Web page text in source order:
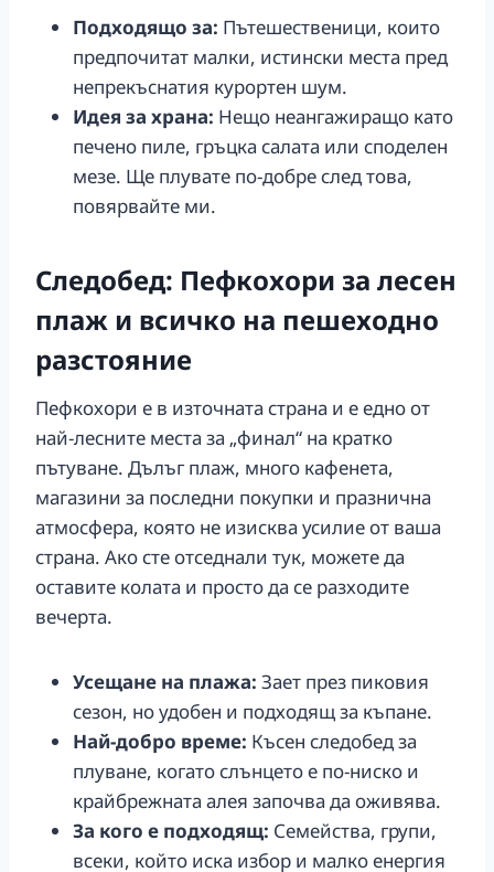
Подходящо за: Пътешественици, които
предпочитат малки, истински места пред
непрекъснатия курортен шум.
Идея за храна: Нещо неангажиращо като
печено пиле, гръцка салата или споделен
мезе. Ще плувате по-добре след това,
повярвайте ми.
Следобед: Пефкохори за лесен
плаж и всичко на пешеходно
разстояние
Пефкохори е в източната страна и е едно от
най-лесните места за „финал“ на кратко
пътуване. Дълъг плаж, много кафенета,
магазини за последни покупки и празнична
атмосфера, която не изисква усилие от ваша
страна. Ако сте отседнали тук, можете да
оставите колата и просто да се разходите
вечерта.
Усещане на плажа: Зает през пиковия
сезон, но удобен и подходящ за къпане.
Най-добро време: Късен следобед за
плуване, когато слънцето е по-ниско и
крайбрежната алея започва да оживява.
За кого е подходящ: Семейства, групи,
всеки, който иска избор и малко енергия